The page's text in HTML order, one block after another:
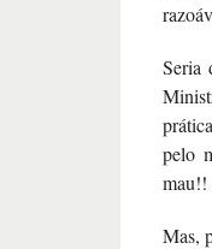
Seria
pelo
mau!!
Mas,